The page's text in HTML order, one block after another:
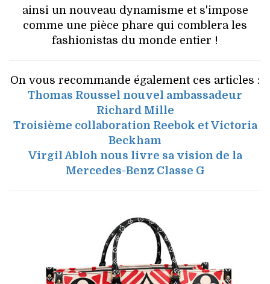
ainsi un nouveau dynamisme et s'impose
comme une pièce phare qui comblera les
fashionistas du monde entier !
On vous recommande également ces articles :
Thomas Roussel nouvel ambassadeur
Richard Mille
Troisième collaboration Reebok et Victoria
Beckham
Virgil Abloh nous livre sa vision de la
Mercedes-Benz Classe G